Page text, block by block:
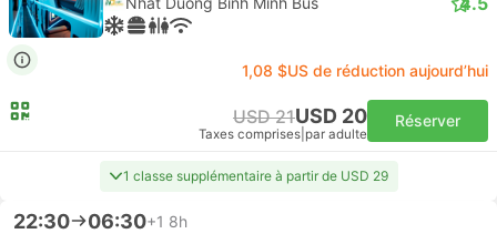
1,08 $US de réduction aujourd’hui
USD 21USD 20
Taxes comprises par adulte
Réserver
1 classe supplémentaire à partir de USD 29
22:30 06:30+1 8h